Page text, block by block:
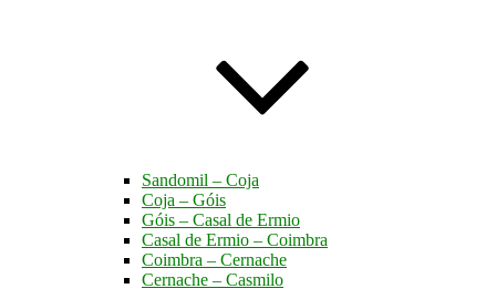
Sandomil – Coja
Coja – Góis
Góis – Casal de Ermio
Casal de Ermio – Coimbra
Coimbra – Cernache
Cernache – Casmilo